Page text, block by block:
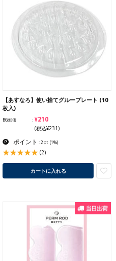
【あすなろ】使い捨てグループレート (10
枚入)
BG卸価 ¥210
(税込¥231)
ポイント : 2pt (1%)
(2)
カートに入れる